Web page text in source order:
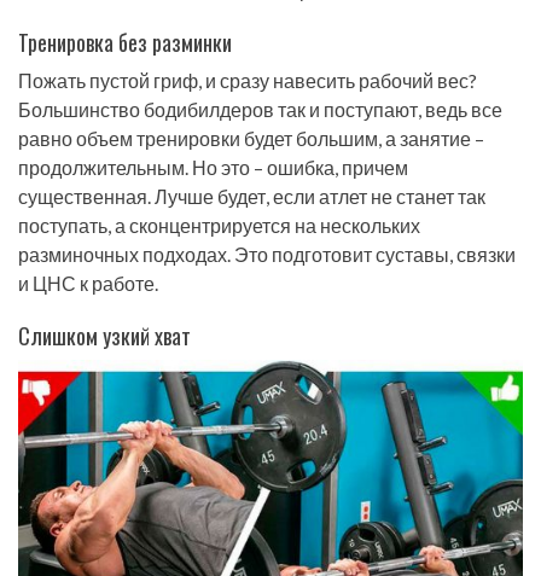
Тренировка без разминки
Пожать пустой гриф, и сразу навесить рабочий вес?
Большинство бодибилдеров так и поступают, ведь все
равно объем тренировки будет большим, а занятие –
продолжительным. Но это – ошибка, причем
существенная. Лучше будет, если атлет не станет так
поступать, а сконцентрируется на нескольких
разминочных подходах. Это подготовит суставы, связки
и ЦНС к работе.
Слишком узкий хват